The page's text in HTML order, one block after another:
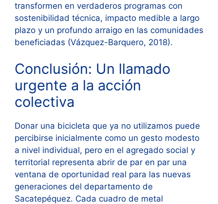
transformen en verdaderos programas con
sostenibilidad técnica, impacto medible a largo
plazo y un profundo arraigo en las comunidades
beneficiadas (Vázquez-Barquero, 2018).
Conclusión: Un llamado
urgente a la acción
colectiva
Donar una bicicleta que ya no utilizamos puede
percibirse inicialmente como un gesto modesto
a nivel individual, pero en el agregado social y
territorial representa abrir de par en par una
ventana de oportunidad real para las nuevas
generaciones del departamento de
Sacatepéquez. Cada cuadro de metal